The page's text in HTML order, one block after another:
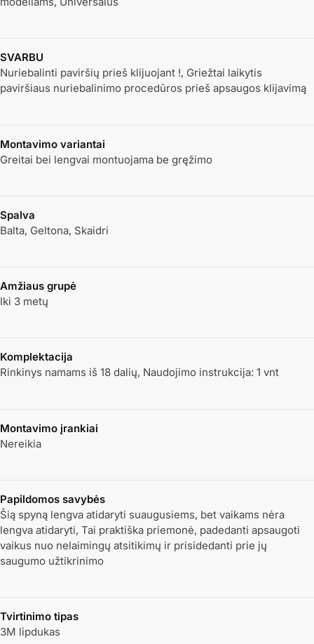
SVARBU
Nuriebalinti paviršių prieš klijuojant !, Griežtai laikytis
paviršiaus nuriebalinimo procedūros prieš apsaugos klijavimą
Montavimo variantai
Greitai bei lengvai montuojama be gręžimo
Spalva
Balta, Geltona, Skaidri
Amžiaus grupė
Iki 3 metų
Komplektacija
Rinkinys namams iš 18 dalių, Naudojimo instrukcija: 1 vnt
Montavimo įrankiai
Nereikia
Papildomos savybės
Šią spyną lengva atidaryti suaugusiems, bet vaikams nėra
lengva atidaryti, Tai praktiška priemonė, padedanti apsaugoti
vaikus nuo nelaimingų atsitikimų ir prisidedanti prie jų
saugumo užtikrinimo
Tvirtinimo tipas
3M lipdukas